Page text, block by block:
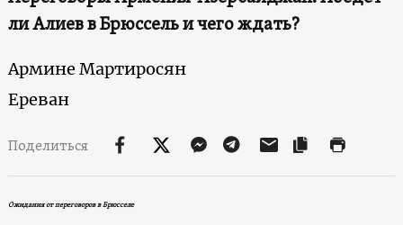
ли Алиев в Брюссель и чего ждать?
Армине Мартиросян
Ереван
Поделиться
Ожидания от переговоров в Брюсселе